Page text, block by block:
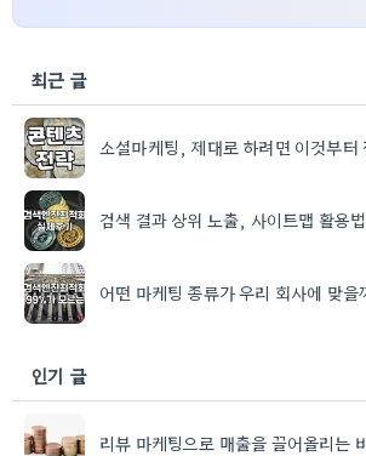
최근 글
소셜마케팅, 제대로 하려면 이것부터
검색 결과 상위 노출, 사이트맵 활용법
어떤 마케팅 종류가 우리 회사에 맞을
인기 글
리뷰 마케팅으로 매출을 끌어올리는